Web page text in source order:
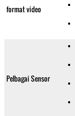
format video
Pelbagai Sensor